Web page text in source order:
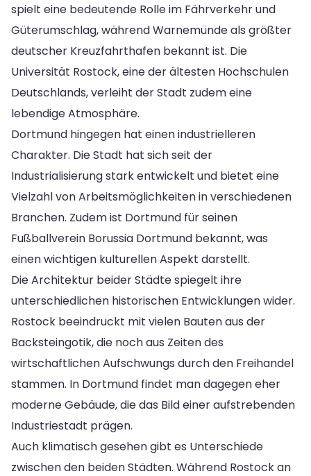
spielt eine bedeutende Rolle im Fährverkehr und
Güterumschlag, während Warnemünde als größter
deutscher Kreuzfahrthafen bekannt ist. Die
Universität Rostock, eine der ältesten Hochschulen
Deutschlands, verleiht der Stadt zudem eine
lebendige Atmosphäre.
Dortmund hingegen hat einen industrielleren
Charakter. Die Stadt hat sich seit der
Industrialisierung stark entwickelt und bietet eine
Vielzahl von Arbeitsmöglichkeiten in verschiedenen
Branchen. Zudem ist Dortmund für seinen
Fußballverein Borussia Dortmund bekannt, was
einen wichtigen kulturellen Aspekt darstellt.
Die Architektur beider Städte spiegelt ihre
unterschiedlichen historischen Entwicklungen wider.
Rostock beeindruckt mit vielen Bauten aus der
Backsteingotik, die noch aus Zeiten des
wirtschaftlichen Aufschwungs durch den Freihandel
stammen. In Dortmund findet man dagegen eher
moderne Gebäude, die das Bild einer aufstrebenden
Industriestadt prägen.
Auch klimatisch gesehen gibt es Unterschiede
zwischen den beiden Städten. Während Rostock an